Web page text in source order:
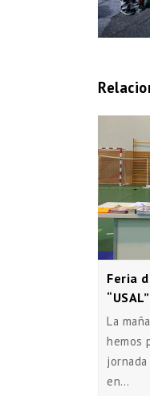
Feria
“USAL”
La
hemos
en…